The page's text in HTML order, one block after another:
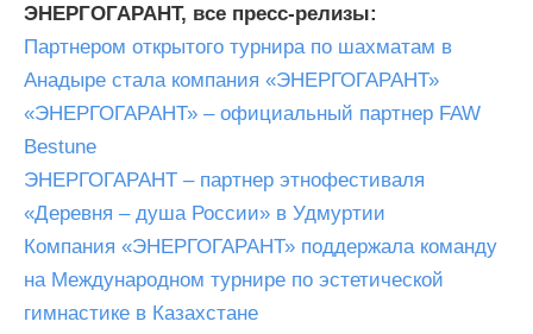
ЭНЕРГОГАРАНТ, все пресс-релизы:
Партнером открытого турнира по шахматам в
Анадыре стала компания «ЭНЕРГОГАРАНТ»
«ЭНЕРГОГАРАНТ» – официальный партнер FAW
Bestune
ЭНЕРГОГАРАНТ – партнер этнофестиваля
«Деревня – душа России» в Удмуртии
Компания «ЭНЕРГОГАРАНТ» поддержала команду
на Международном турнире по эстетической
гимнастике в Казахстане